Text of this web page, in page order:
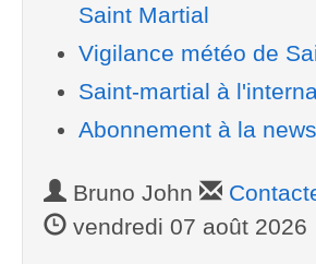
Saint Martial
Vigilance météo de
Saint-martial à
Abonnement à la
Bruno John
vendredi 07 août 2026